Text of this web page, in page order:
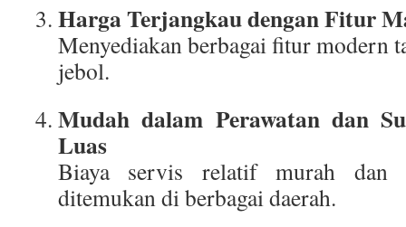
Harga Terjangkau dengan Fitur
Menyediakan berbagai fitur modern
jebol.
Mudah dalam Perawatan dan
Luas
Biaya servis relatif murah dan
ditemukan di berbagai daerah.